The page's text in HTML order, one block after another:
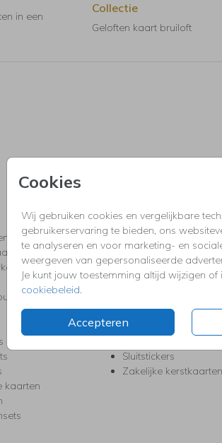
Cookies
Wij gebruiken cookies en vergelijkbare
gebruikerservaring te bieden, ons
te analyseren en voor marketing- en
weergeven van gepersonaliseerde
Je kunt jouw toestemming altijd wijzigen of
cookiebeleid.
Accepteren
in een
Collectie
Geloften kaart bruiloft
kaarten
KERST
Kerstkaarten
Kerstborrel
Kerstdiner
Kerstmenukaarten
Kerst-verhuiskaarten
Nieuwjaarskaarten
Sluitstickers
Zakelijke kerstkaarten